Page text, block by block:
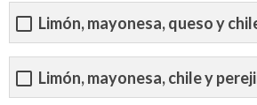
Limón, mayonesa, queso y
Limón, mayonesa, chile y